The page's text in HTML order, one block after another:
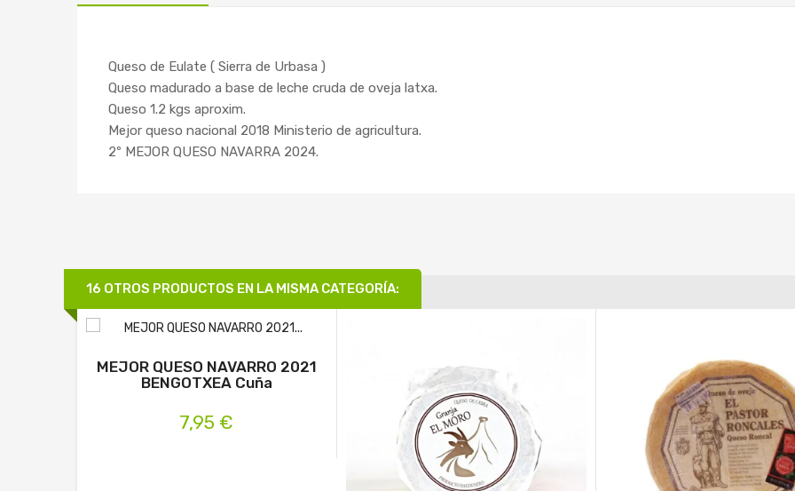
Queso de Eulate ( Sierra de Urbasa )
Queso madurado a base de leche cruda de oveja latxa.
Queso 1.2 kgs aproxim.
Mejor queso nacional 2018 Ministerio de agricultura.
2º MEJOR QUESO NAVARRA 2024.
16 OTROS PRODUCTOS EN LA MISMA CATEGORÍA:
MEJOR QUESO NAVARRO 2021
BENGOTXEA Cuña
7,95 €